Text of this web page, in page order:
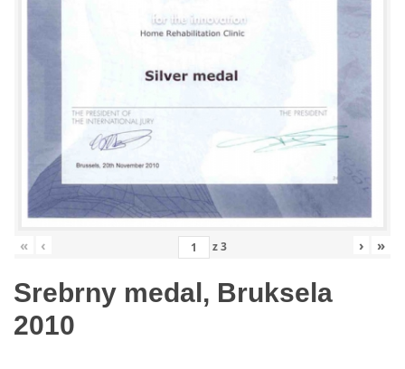
« ‹ z3 › »
Srebrny medal, Bruksela
2010